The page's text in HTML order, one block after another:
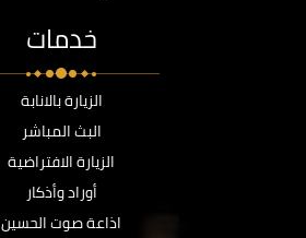
خدمات
الزيارة بالانابة
البث المباشر
الزيارة الافتراضية
أوراد وأذكار
اذاعة صوت الحسين